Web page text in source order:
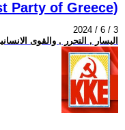
Party of Greece)
2024 / 6 / 3
اليسار , التحرر , والقوى